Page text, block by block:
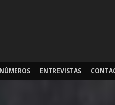
NÚMEROS ENTREVISTAS